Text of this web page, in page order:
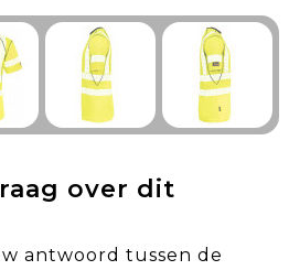
over dit
antwoord tussen de